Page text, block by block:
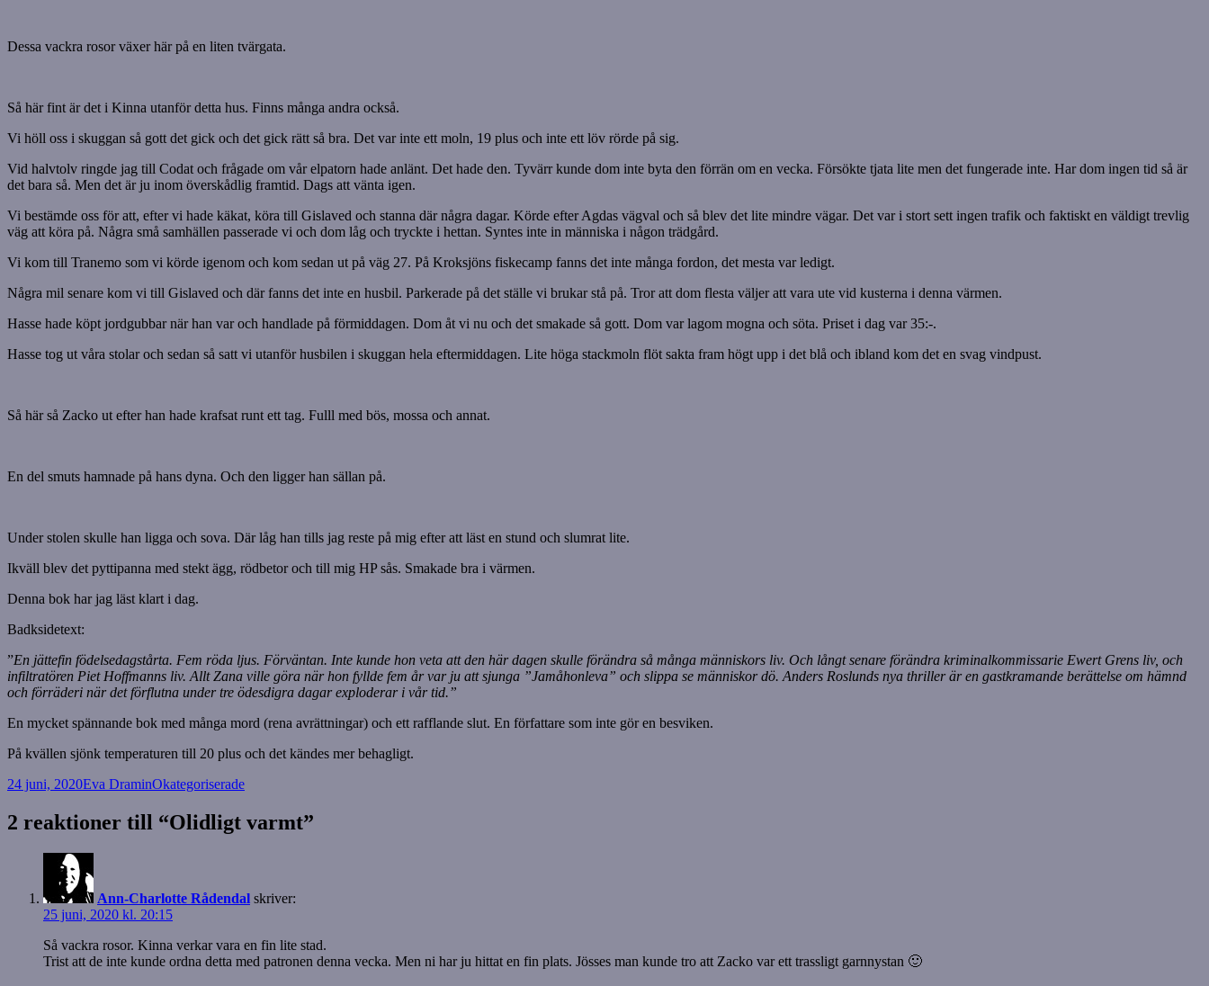
Dessa vackra rosor växer här på en liten tvärgata.
Så här fint är det i Kinna utanför detta hus. Finns många andra också.
Vi höll oss i skuggan så gott det gick och det gick rätt så bra. Det var inte ett moln, 19 plus och inte ett löv rörde på sig.
Vid halvtolv ringde jag till Codat och frågade om vår elpatorn hade anlänt. Det hade den. Tyvärr kunde dom inte byta den förrän om en vecka. Försökte tjata lite men det fungerade inte. Har dom ingen tid så är
det bara så. Men det är ju inom överskådlig framtid. Dags att vänta igen.
Vi bestämde oss för att, efter vi hade käkat, köra till Gislaved och stanna där några dagar. Körde efter Agdas vägval och så blev det lite mindre vägar. Det var i stort sett ingen trafik och faktiskt en väldigt trevlig
väg att köra på. Några små samhällen passerade vi och dom låg och tryckte i hettan. Syntes inte in människa i någon trädgård.
Vi kom till Tranemo som vi körde igenom och kom sedan ut på väg 27. På Kroksjöns fiskecamp fanns det inte många fordon, det mesta var ledigt.
Några mil senare kom vi till Gislaved och där fanns det inte en husbil. Parkerade på det ställe vi brukar stå på. Tror att dom flesta väljer att vara ute vid kusterna i denna värmen.
Hasse hade köpt jordgubbar när han var och handlade på förmiddagen. Dom åt vi nu och det smakade så gott. Dom var lagom mogna och söta. Priset i dag var 35:-.
Hasse tog ut våra stolar och sedan så satt vi utanför husbilen i skuggan hela eftermiddagen. Lite höga stackmoln flöt sakta fram högt upp i det blå och ibland kom det en svag vindpust.
Så här så Zacko ut efter han hade krafsat runt ett tag. Fulll med bös, mossa och annat.
En del smuts hamnade på hans dyna. Och den ligger han sällan på.
Under stolen skulle han ligga och sova. Där låg han tills jag reste på mig efter att läst en stund och slumrat lite.
Ikväll blev det pyttipanna med stekt ägg, rödbetor och till mig HP sås. Smakade bra i värmen.
Denna bok har jag läst klart i dag.
Badksidetext:
”En jättefin födelsedagstårta. Fem röda ljus. Förväntan. Inte kunde hon veta att den här dagen skulle förändra så många människors liv. Och långt senare förändra kriminalkommissarie Ewert Grens liv, och
infiltratören Piet Hoffmanns liv. Allt Zana ville göra när hon fyllde fem år var ju att sjunga ”Jamåhonleva” och slippa se människor dö. Anders Roslunds nya thriller är en gastkramande berättelse om hämnd
och förräderi när det förflutna under tre ödesdigra dagar exploderar i vår tid.”
En mycket spännande bok med många mord (rena avrättningar) och ett rafflande slut. En författare som inte gör en besviken.
På kvällen sjönk temperaturen till 20 plus och det kändes mer behagligt.
Postat
24 juni, 2020Författare
Eva DraminKategorier
Okategoriserade
2 reaktioner till “Olidligt varmt”
Ann-Charlotte Rådendal skriver:
25 juni, 2020 kl. 20:15
Så vackra rosor. Kinna verkar vara en fin lite stad.
Trist att de inte kunde ordna detta med patronen denna vecka. Men ni har ju hittat en fin plats. Jösses man kunde tro att Zacko var ett trassligt garnnystan 🙂